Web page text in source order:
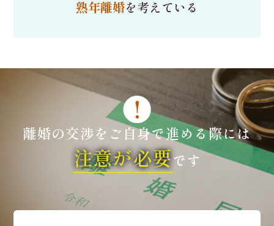
熟年離婚を考えている
離婚の交渉を ご自身で進める際には
注意が必要です